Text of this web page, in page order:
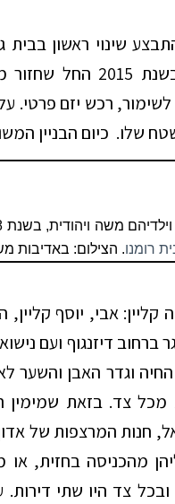
2000 התבצע שינוי
אחורי חדש. בשנת
רכש יזם פרטי.
שלו. כיום הבניין
רומנו. הצילום: באדיבות
וגדר האבן והשער
צד. בזאת שמימין
חנות המרצפות של
מהכניסה בחזית,
צד היו שתי